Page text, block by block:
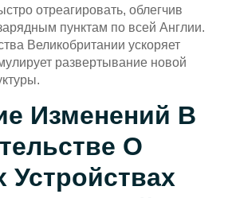
отреагировать, облегчив
пунктам по всей Англии.
Великобритании ускоряет
развертывание новой
Изменений В
О